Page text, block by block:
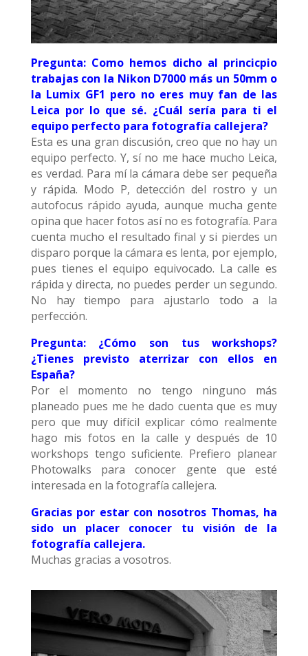
Pregunta: Como hemos dicho al princicpio
trabajas con la Nikon D7000 más un 50mm o
la Lumix GF1 pero no eres muy fan de las
Leica por lo que sé. ¿Cuál sería para ti el
equipo perfecto para fotografía callejera?
Esta es una gran discusión, creo que no hay un
equipo perfecto. Y, sí no me hace mucho Leica,
es verdad. Para mí la cámara debe ser pequeña
y rápida. Modo P, detección del rostro y un
autofocus rápido ayuda, aunque mucha gente
opina que hacer fotos así no es fotografía. Para
cuenta mucho el resultado final y si pierdes un
disparo porque la cámara es lenta, por ejemplo,
pues tienes el equipo equivocado. La calle es
rápida y directa, no puedes perder un segundo.
No hay tiempo para ajustarlo todo a la
perfección.
Pregunta: ¿Cómo son tus workshops?
¿Tienes previsto aterrizar con ellos en
España?
Por el momento no tengo ninguno más
planeado pues me he dado cuenta que es muy
pero que muy difícil explicar cómo realmente
hago mis fotos en la calle y después de 10
workshops tengo suficiente. Prefiero planear
Photowalks para conocer gente que esté
interesada en la fotografía callejera.
Gracias por estar con nosotros Thomas, ha
sido un placer conocer tu visión de la
fotografía callejera.
Muchas gracias a vosotros.